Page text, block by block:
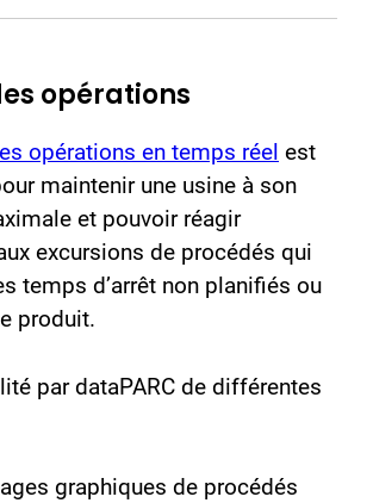
opérations
opérations en temps réel est
maintenir une usine à son
et pouvoir réagir
excursions de procédés qui
temps d’arrêt non planifiés ou
produit.
par dataPARC de différentes
graphiques de procédés